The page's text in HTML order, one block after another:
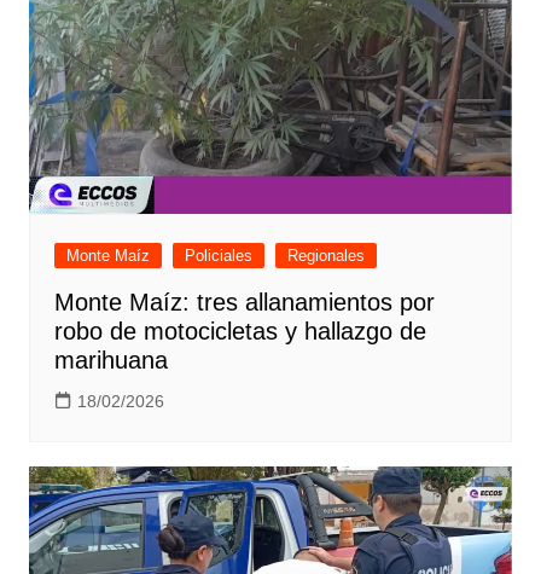
Monte Maíz Policiales Regionales
Monte Maíz: tres allanamientos por
robo de motocicletas y hallazgo de
marihuana
18/02/2026